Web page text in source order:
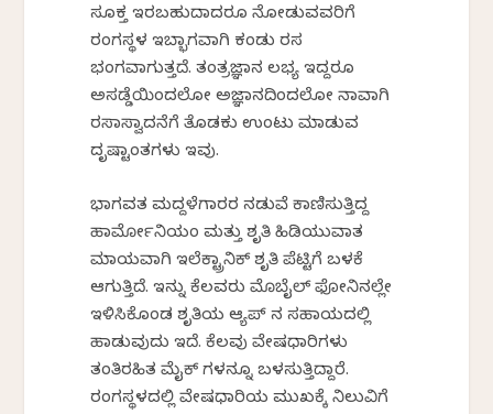
ಸೂಕ್ತ ಇರಬಹುದಾದರೂ ನೋಡುವವರಿಗೆ
ರಂಗಸ್ಥಳ ಇಬ್ಭಾಗವಾಗಿ ಕಂಡು ರಸ
ಭಂಗವಾಗುತ್ತದೆ. ತಂತ್ರಜ್ಞಾನ ಲಭ್ಯ ಇದ್ದರೂ
ಅಸಡ್ಡೆಯಿಂದಲೋ ಅಜ್ಞಾನದಿಂದಲೋ ನಾವಾಗಿ
ರಸಾಸ್ವಾದನೆಗೆ ತೊಡಕು ಉಂಟು ಮಾಡುವ
ದೃಷ್ಟಾಂತಗಳು ಇವು.
ಭಾಗವತ ಮದ್ದಳೆಗಾರರ ನಡುವೆ ಕಾಣಿಸುತ್ತಿದ್ದ
ಹಾರ್ಮೋನಿಯಂ ಮತ್ತು ಶೃತಿ ಹಿಡಿಯುವಾತ
ಮಾಯವಾಗಿ ಇಲೆಕ್ಟ್ರಾನಿಕ್ ಶೃತಿ ಪೆಟ್ಟಿಗೆ ಬಳಕೆ
ಆಗುತ್ತಿದೆ. ಇನ್ನು ಕೆಲವರು ಮೊಬೈಲ್ ಫೋನಿನಲ್ಲೇ
ಇಳಿಸಿಕೊಂಡ ಶೃತಿಯ ಆ್ಯಪ್ ನ ಸಹಾಯದಲ್ಲಿ
ಹಾಡುವುದು ಇದೆ. ಕೆಲವು ವೇಷಧಾರಿಗಳು
ತಂತಿರಹಿತ ಮೈಕ್ ಗಳನ್ನೂ ಬಳಸುತ್ತಿದ್ದಾರೆ.
ರಂಗಸ್ಥಳದಲ್ಲಿ ವೇಷಧಾರಿಯ ಮುಖಕ್ಕೆ ನಿಲುವಿಗೆ